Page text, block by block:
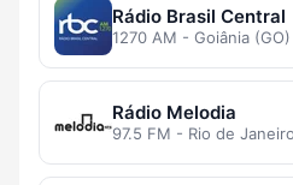
Rádio Brasil Central
1270 AM - Goiânia (GO)
Rádio Melodia
97.5 FM - Rio de